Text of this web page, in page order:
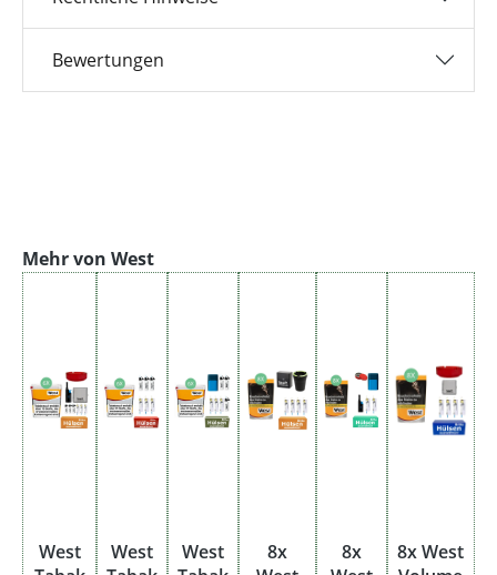
Bewertungen
Produktgalerie überspringen
Mehr von West
West
West
West
8x
8x
8x West